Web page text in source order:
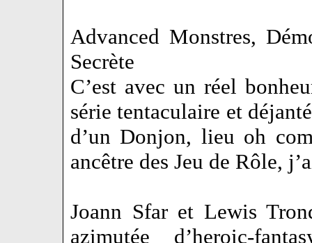
Advanced Monstres,
Secrète
C’est avec un réel
série tentaculaire et
d’un Donjon, lieu oh
ancêtre des Jeu de Rôle,
Joann Sfar et Lewis
azimutée d’heroic-